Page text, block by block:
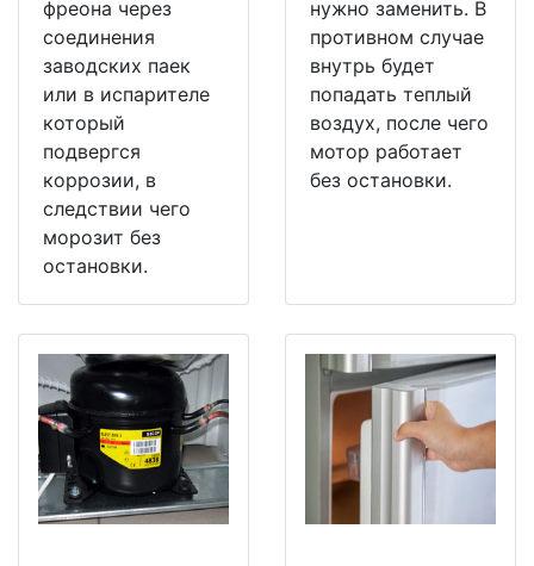
фреона через
соединения
заводских паек
или в испарителе
который
подвергся
коррозии, в
следствии чего
морозит без
остановки.
нужно заменить. В
противном случае
внутрь будет
попадать теплый
воздух, после чего
мотор работает
без остановки.